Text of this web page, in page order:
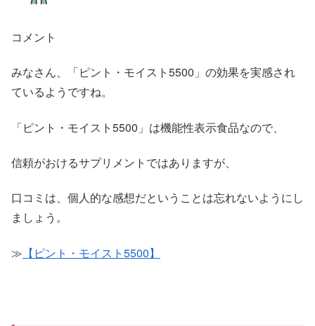
コメント
みなさん、「ピント・モイスト5500」の効果を実感され
ているようですね。
「ピント・モイスト5500」は機能性表示食品なので、
信頼がおけるサプリメントではありますが、
口コミは、個人的な感想だということは忘れないようにし
ましょう。
≫ 【ピント・モイスト5500】